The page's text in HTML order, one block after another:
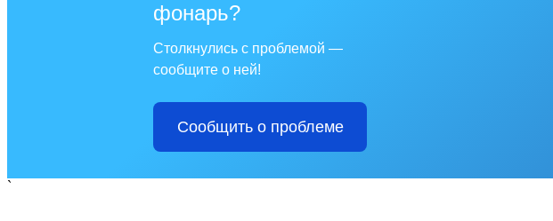
фонарь?
Столкнулись с проблемой —
сообщите о ней!
Сообщить о проблеме
`